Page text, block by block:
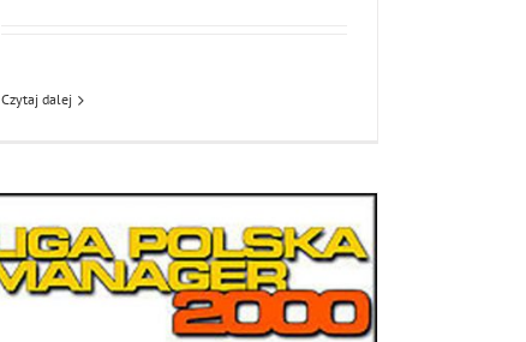
Czytaj dalej